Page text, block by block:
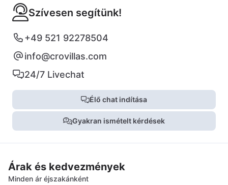
Szívesen segítünk!
+49 521 92278504
info@crovillas.com
24/7 Livechat
Élő chat indítása
Gyakran ismételt kérdések
Árak és kedvezmények
Minden ár éjszakánként